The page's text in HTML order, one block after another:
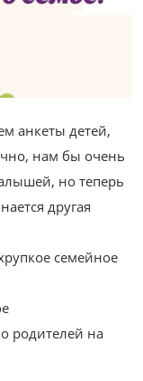
анкеты детей,
нам бы очень
но теперь
другая
семейное
родителей на